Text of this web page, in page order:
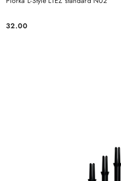
Cena:
32.00